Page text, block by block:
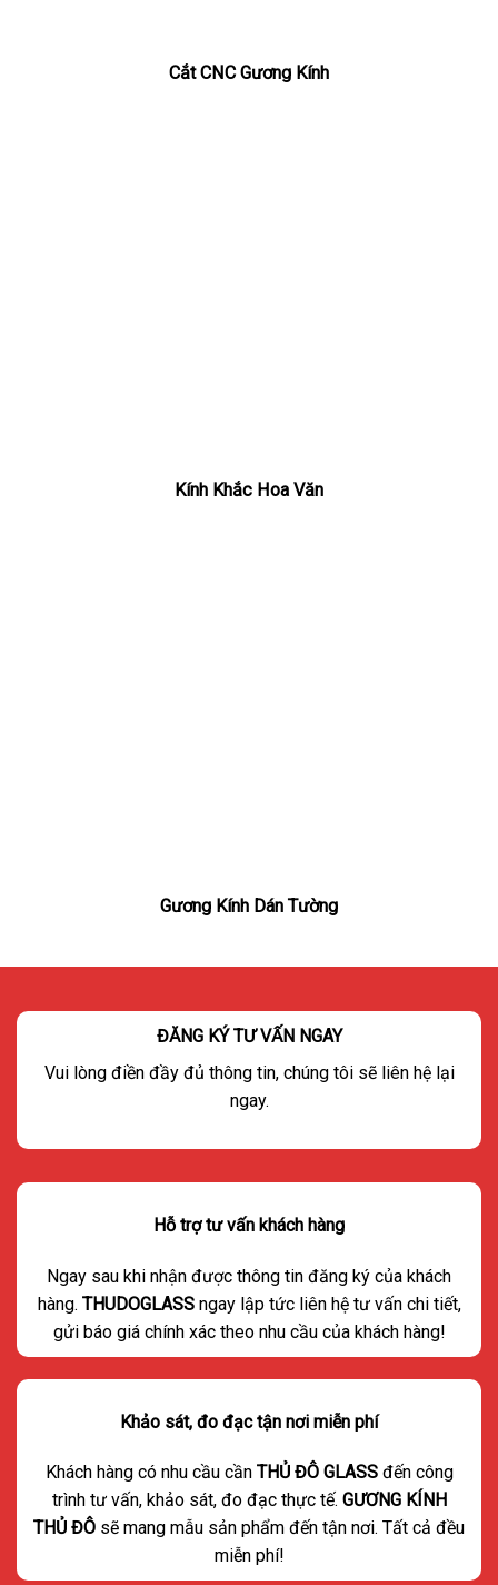
Cắt CNC Gương Kính
Kính Khắc Hoa Văn
Gương Kính Dán Tường
ĐĂNG KÝ TƯ VẤN NGAY
Vui lòng điền đầy đủ thông tin, chúng tôi sẽ liên hệ lại
ngay.
Hỗ trợ tư vấn khách hàng
Ngay sau khi nhận được thông tin đăng ký của khách
hàng. THUDOGLASS ngay lập tức liên hệ tư vấn chi tiết,
gửi báo giá chính xác theo nhu cầu của khách hàng!
Khảo sát, đo đạc tận nơi miễn phí
Khách hàng có nhu cầu cần THỦ ĐÔ GLASS đến công
trình tư vấn, khảo sát, đo đạc thực tế. GƯƠNG KÍNH
THỦ ĐÔ sẽ mang mẫu sản phẩm đến tận nơi. Tất cả đều
miễn phí!